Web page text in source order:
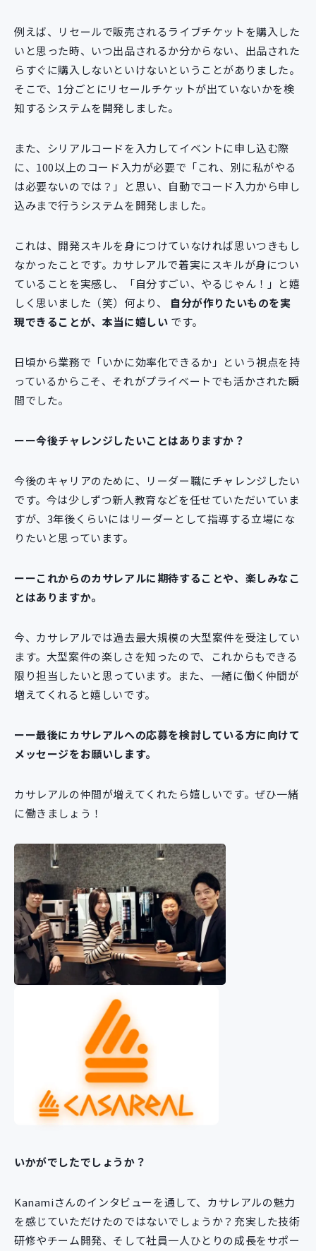
例えば、リセールで販売されるライブチケットを購入した
いと思った時、いつ出品されるか分からない、出品された
らすぐに購入しないといけないということがありました。
そこで、1分ごとにリセールチケットが出ていないかを検
知するシステムを開発しました。
また、シリアルコードを入力してイベントに申し込む際
に、100以上のコード入力が必要で「これ、別に私がやる
は必要ないのでは？」と思い、自動でコード入力から申し
込みまで行うシステムを開発しました。
これは、開発スキルを身につけていなければ思いつきもし
なかったことです。カサレアルで着実にスキルが身につい
ていることを実感し、「自分すごい、やるじゃん！」と嬉
しく思いました（笑）何より、
自分が作りたいものを実
現できることが、本当に嬉しい です。
日頃から業務で「いかに効率化できるか」という視点を持
っているからこそ、それがプライベートでも活かされた瞬
間でした。
ーー今後チャレンジしたいことはありますか？
今後のキャリアのために、リーダー職にチャレンジしたい
です。今は少しずつ新人教育などを任せていただいていま
すが、3年後くらいにはリーダーとして指導する立場にな
りたいと思っています。
ーーこれからのカサレアルに期待することや、楽しみなこ
とはありますか。
今、カサレアルでは過去最大規模の大型案件を受注してい
ます。大型案件の楽しさを知ったので、これからもできる
限り担当したいと思っています。また、一緒に働く仲間が
増えてくれると嬉しいです。
ーー最後にカサレアルへの応募を検討している方に向けて
メッセージをお願いします。
カサレアルの仲間が増えてくれたら嬉しいです。ぜひ一緒
に働きましょう！
いかがでしたでしょうか？
Kanamiさんのインタビューを通して、カサレアルの魅力
を感じていただけたのではないでしょうか？充実した技術
研修やチーム開発、そして社員一人ひとりの成長をサポー